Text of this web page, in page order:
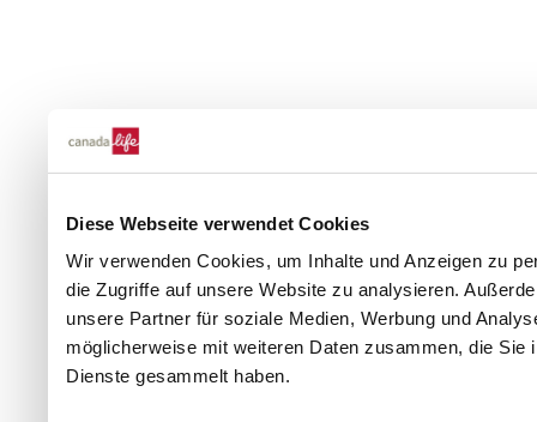
Diese Webseite verwendet Cookies
Wir verwenden Cookies, um Inhalte und Anzeigen zu
die Zugriffe auf unsere Website zu analysieren.
unsere Partner für soziale Medien, Werbung und
möglicherweise mit weiteren Daten zusammen, die
Dienste gesammelt haben.